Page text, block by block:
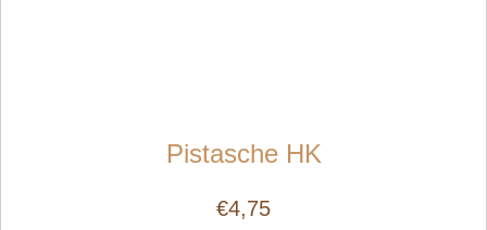
Pistasche HK
€4,75